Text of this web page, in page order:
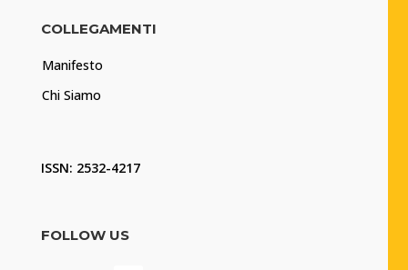
COLLEGAMENTI
Manifesto
Chi Siamo
ISSN: 2532-4217
FOLLOW US